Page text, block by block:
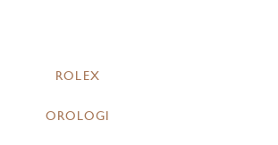
ROLEX
OROLOGI